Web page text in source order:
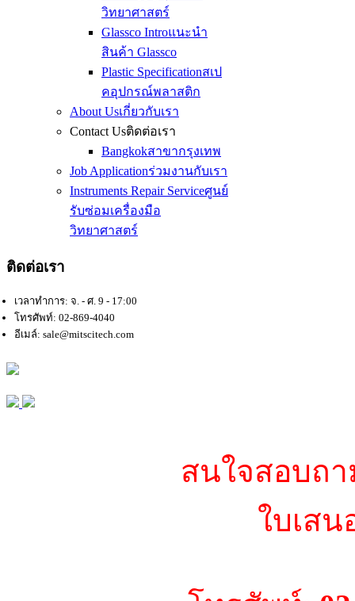
วิทยาศาสตร์
Glassco Introแนะนำ
สินค้า Glassco
Plastic Specificationสเป
คอุปกรณ์พลาสติก
About Usเกี่ยวกับเรา
Contact Usติดต่อเรา
Bangkokสาขากรุงเทพ
Job Applicationร่วมงานกับเรา
Instruments Repair Serviceศูนย์
รับซ่อมเครื่องมือ
วิทยาศาสตร์
ติดต่อเรา
เวลาทำการ: จ. - ศ. 9 - 17:00
โทรศัพท์: 02-869-4040
อีเมล์: sale@mitscitech.com
สนใจสอบถ
ใบเส